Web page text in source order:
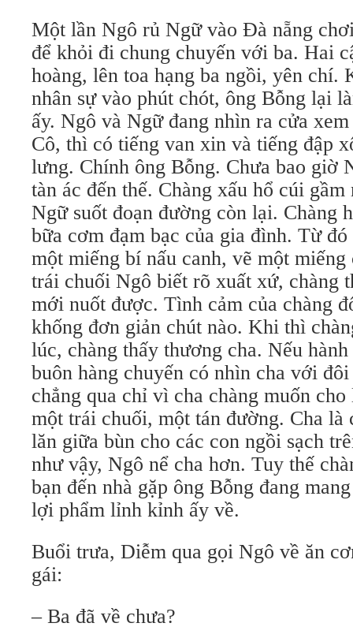
Một lần Ngô rủ Ngữ vào Ðà nẵng
để khỏi đi chung chuyến với ba. Hai
hoàng, lên toa hạng ba ngồi, yên chí.
nhân sự vào phút chót, ông Bỗng lại
ấy. Ngô và Ngữ đang nhìn ra cửa
Cô, thì có tiếng van xin và tiếng đập
lưng. Chính ông Bỗng. Chưa bao giờ
tàn ác đến thế. Chàng xấu hổ cúi
Ngữ suốt đoạn đường còn lại. Chàng
bữa cơm đạm bạc của gia đình. Từ
một miếng bí nấu canh, vẽ một
trái chuối Ngô biết rõ xuất xứ, chàng
mới nuốt được. Tình cảm của chàng
khống đơn giản chút nào. Khi thì
lúc, chàng thấy thương cha. Nếu
buôn hàng chuyến có nhìn cha với
chẳng qua chỉ vì cha chàng muốn
một trái chuối, một tán đường. Cha là
lăn giữa bùn cho các con ngồi sạch
như vậy, Ngô nể cha hơn. Tuy thế
bạn đến nhà gặp ông Bỗng đang
lợi phẩm lỉnh kỉnh ấy về.
Buổi trưa, Diễm qua gọi Ngô về ăn
gái:
– Ba đã về chưa?